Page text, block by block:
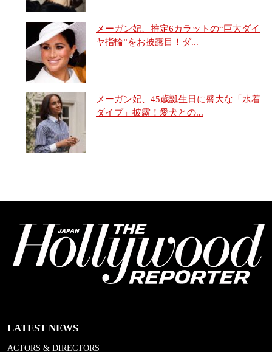
メーガン妃、推定6カラットの“巨大ダイ
ヤ指輪”をお披露目！ダ...
メーガン妃、45歳誕生日に盛大な「水着
ダイブ」披露！愛犬との...
LATEST NEWS
ACTORS & DIRECTORS